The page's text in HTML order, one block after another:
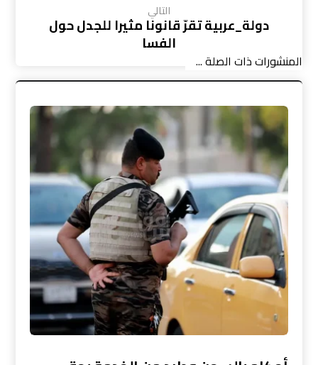
التالي
دولة_عربية تقرّ قانونا مثيرا للجدل حول
الفسا
المنشورات ذات الصلة ...